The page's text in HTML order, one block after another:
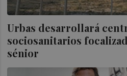
Urbas desarrollará
sociosanitarios
sénior